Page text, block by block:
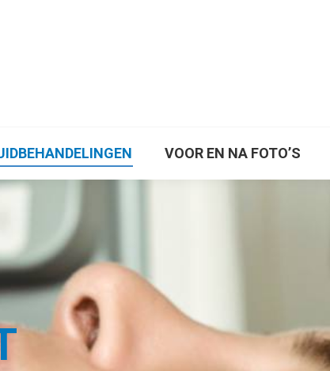
VOOR EN NA FOTO’S